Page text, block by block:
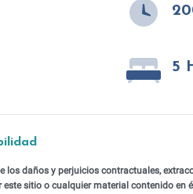
5
los daños y perjuicios contractuales,
sitio o cualquier material contenido en